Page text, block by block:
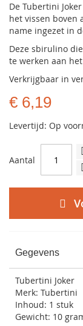
De Tubertini
het vissen boven
name ingezet in
Deze sbirulino
te werken aan
Verkrijgbaar in
€ 6,19
Levertijd: Op
Aantal
Gegevens
Tubertini Joker
Merk: Tubertini
Inhoud: 1 stuk
Gewicht: 10